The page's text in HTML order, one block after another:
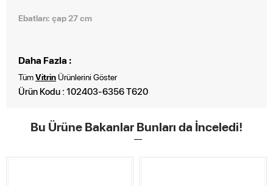
Ebatları: çap 27 cm
Daha Fazla :
TümVitrin Ürünlerini Göster
Ürün Kodu : 102403-6356 T620
Bu Ürüne Bakanlar Bunları da İnceledi!